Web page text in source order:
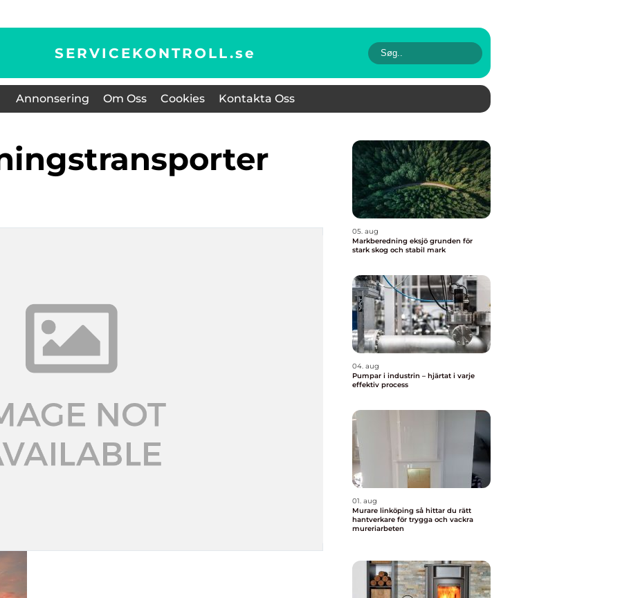
SERVICEKONTROLL.se
Annonsering Om Oss Cookies Kontakta Oss
05. aug
Markberedning eksjö grunden för
stark skog och stabil mark
04. aug
Pumpar i industrin – hjärtat i varje
effektiv process
01. aug
Murare linköping så hittar du rätt
hantverkare för trygga och vackra
mureriarbeten